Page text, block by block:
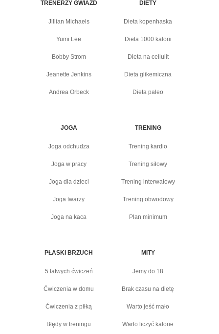
TRENERZY GWIAZD
Jillian Michaels
Yumi Lee
Bobby Strom
Jeanette Jenkins
Andrea Orbeck
DIETY
Dieta kopenhaska
Dieta 1000 kalorii
Dieta na cellulit
Dieta glikemiczna
Dieta paleo
JOGA
Joga odchudza
Joga w pracy
Joga dla dzieci
Joga twarzy
Joga na kaca
TRENING
Trening kardio
Trening siłowy
Trening interwałowy
Trening obwodowy
Plan minimum
PŁASKI BRZUCH
5 łatwych ćwiczeń
Ćwiczenia w domu
Ćwiczenia z piłką
Błędy w treningu
MITY
Jemy do 18
Brak czasu na dietę
Warto jeść mało
Warto liczyć kalorie